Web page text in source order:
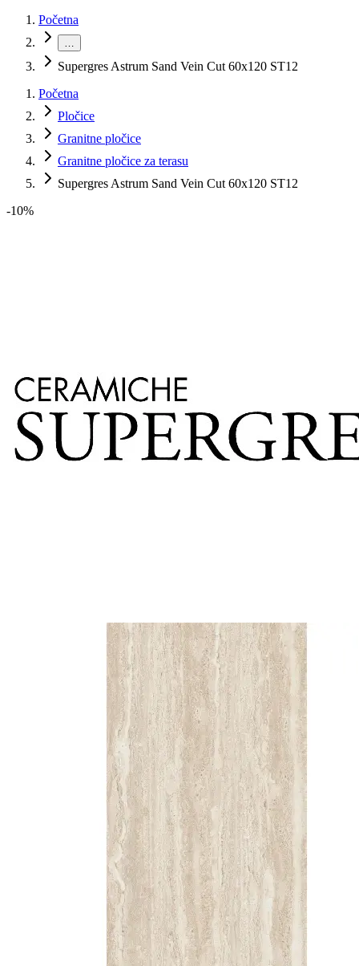
Početna
…
Supergres Astrum Sand Vein Cut 60x120 ST12
Početna
Pločice
Granitne pločice
Granitne pločice za terasu
Supergres Astrum Sand Vein Cut 60x120 ST12
-10%